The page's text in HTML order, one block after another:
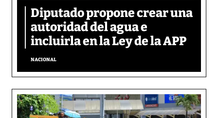
Diputado propone crear una
autoridad del agua e
incluirla en la Ley de la APP
NACIONAL